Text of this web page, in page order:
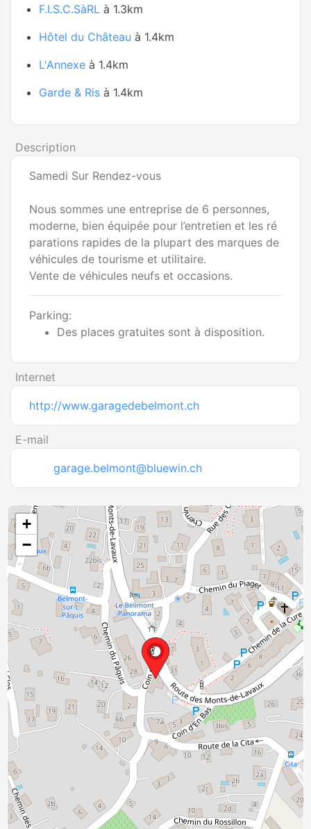
F.I.S.C.SàRL à 1.3km
Hôtel du Château à 1.4km
L'Annexe à 1.4km
Garde & Ris à 1.4km
Description
Samedi Sur Rendez-vous
Nous sommes une entreprise de 6 personnes,
moderne, bien équipée pour l’entretien et les ré
parations rapides de la plupart des marques de
véhicules de tourisme et utilitaire.
Vente de véhicules neufs et occasions.
Parking:
Des places gratuites sont à disposition.
Internet
http://www.garagedebelmont.ch
E-mail
garage.belmont@bluewin.ch
+
−